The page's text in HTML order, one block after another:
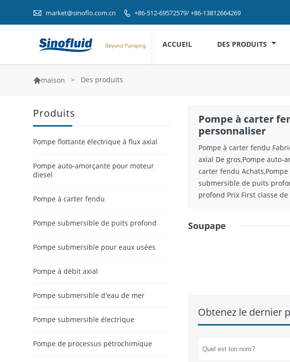
 market@sinoflo.com.cn  +86-512-69572579/ +86-13812664269
ACCUEIL DES PRODUITS
maison > Des produits
Pompe à carter
personnaliser
Pompe à carter fendu
axial De gros,Pompe auto-
carter fendu
submersible de puits
profond Prix First classe
Soupape
Obtenez le dernier
Produits
Pompe flottante électrique à flux axial
Pompe auto-amorçante pour moteur
diesel
Pompe à carter fendu
Pompe submersible de puits profond
Pompe submersible pour eaux usées
Pompe à débit axial
Pompe submersible d'eau de mer
Pompe submersible électrique
Pompe de processus pétrochimique